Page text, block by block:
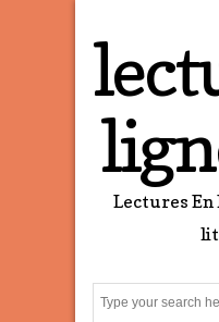
Lectures En